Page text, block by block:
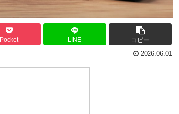
Pocket LINE
コピー
2026.06.01